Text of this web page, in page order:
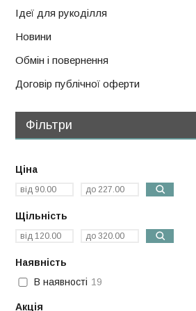
Ідеї для рукоділля
Новини
Обмін і повернення
Договір публічної оферти
Фільтри
Ціна
Щільність
Наявність
В наявності 19
Акція